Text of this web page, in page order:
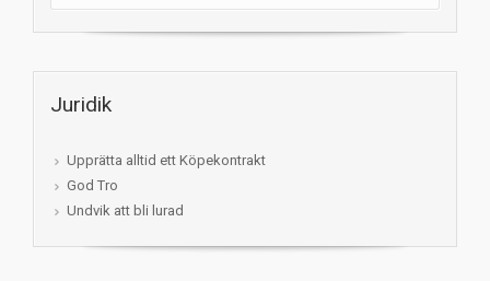
Juridik
Upprätta alltid ett Köpekontrakt
God Tro
Undvik att bli lurad